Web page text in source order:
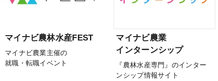
マイナビ農林水産FEST
マイナビ農業主催の
就職・転職イベント
マイナビ農業
インターンシップ
『農林水産専門』のインター
ンシップ情報サイト